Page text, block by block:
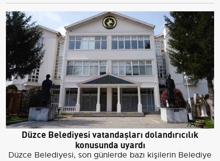
Düzce Belediyesi vatandaşları dolandırıcılık
konusunda uyardı
Düzce Belediyesi, son günlerde bazı kişilerin Belediye